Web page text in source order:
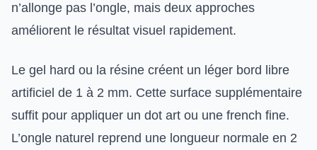
n’allonge pas l’ongle, mais deux approches
améliorent le résultat visuel rapidement.
Le gel hard ou la résine créent un léger bord libre
artificiel de 1 à 2 mm. Cette surface supplémentaire
suffit pour appliquer un dot art ou une french fine.
L’ongle naturel reprend une longueur normale en 2